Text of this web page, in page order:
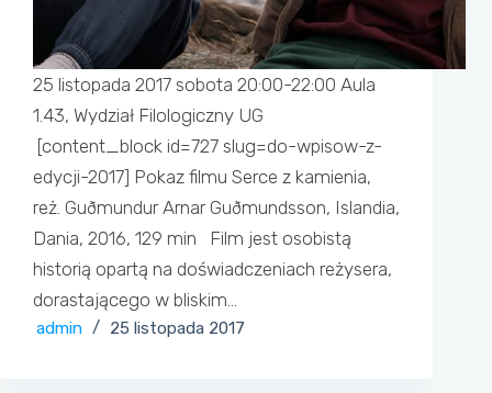
25 listopada 2017 sobota 20:00-22:00 Aula
1.43, Wydział Filologiczny UG
[content_block id=727 slug=do-wpisow-z-
edycji-2017] Pokaz filmu Serce z kamienia,
reż. Guðmundur Arnar Guðmundsson, Islandia,
Dania, 2016, 129 min Film jest osobistą
historią opartą na doświadczeniach reżysera,
dorastającego w bliskim…
admin 25 listopada 2017